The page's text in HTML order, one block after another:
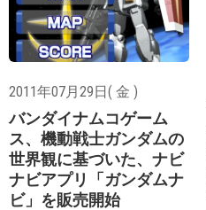
2011年07月29日( 金 )
バンダイナムコゲーム
ス、機動戦士ガンダムの
世界観に基づいた、ナビ
ナビアプリ「ガンダムナ
ビ」を販売開始